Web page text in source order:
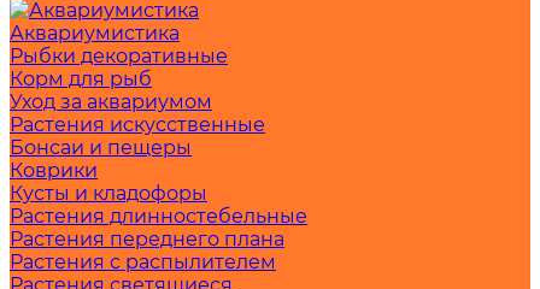
Аквариумистика
Рыбки декоративные
Корм для рыб
Уход за аквариумом
Растения искусственные
Бонсаи и пещеры
Коврики
Кусты и кладофоры
Растения длинностебельные
Растения переднего плана
Растения с распылителем